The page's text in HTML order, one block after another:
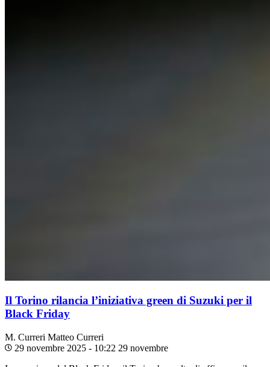
Il Torino rilancia l’iniziativa green di Suzuki per il
Black Friday
M. Curreri Matteo Curreri
29 novembre 2025 - 10:22 29 novembre